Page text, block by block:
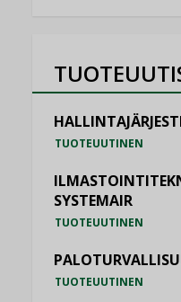
TUOTEUUTINEN
SYSTEMAIR
TUOTEUUTINEN
TUOTEUUTINEN